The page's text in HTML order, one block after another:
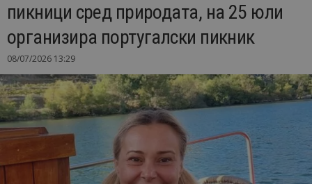
пикници сред природата, на 25 юли
организира португалски пикник
08/07/2026 13:29